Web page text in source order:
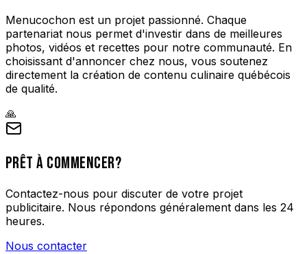
Menucochon est un projet passionné. Chaque
partenariat nous permet d'investir dans de meilleures
photos, vidéos et recettes pour notre communauté. En
choisissant d'annoncer chez nous, vous soutenez
directement la création de contenu culinaire québécois
de qualité.
🙏
PRÊT À COMMENCER?
Contactez-nous pour discuter de votre projet
publicitaire. Nous répondons généralement dans les 24
heures.
Nous contacter